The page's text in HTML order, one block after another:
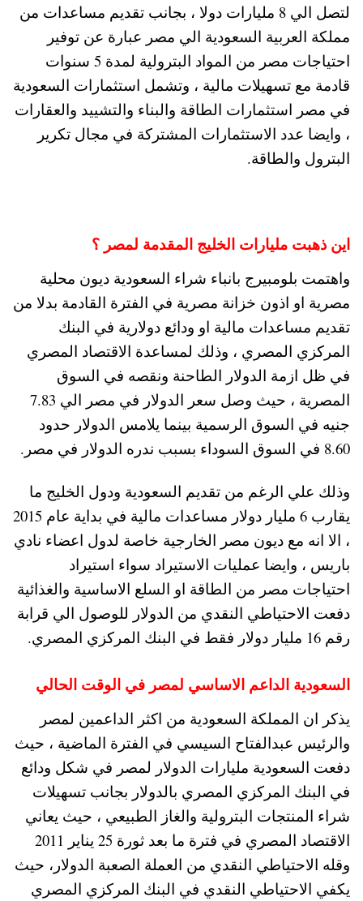
لتصل الي 8 مليارات دولا ، بجانب تقديم مساعدات من
مملكة العربية السعودية الي مصر عبارة عن توفير
احتياجات مصر من المواد البترولية لمدة 5 سنوات
قادمة مع تسهيلات مالية ، وتشمل استثمارات السعودية
في مصر استثمارات الطاقة والبناء والتشييد والعقارات
، وايضا عدد الاستثمارات المشتركة في مجال تكرير
البترول والطاقة.
اين ذهبت مليارات الخليج المقدمة لمصر ؟
واهتمت بلومبيرج بانباء شراء السعودية ديون محلية
مصرية او اذون خزانة مصرية في الفترة القادمة بدلا من
تقديم مساعدات مالية او ودائع دولارية في البنك
المركزي المصري ، وذلك لمساعدة الاقتصاد المصري
في ظل ازمة الدولار الطاحنة ونقصه في السوق
المصرية ، حيث وصل سعر الدولار في مصر الي 7.83
جنيه في السوق الرسمية بينما يلامس الدولار حدود
8.60 في السوق السوداء بسبب ندره الدولار في مصر.
وذلك علي الرغم من تقديم السعودية ودول الخليج ما
يقارب 6 مليار دولار مساعدات مالية في بداية عام 2015
، الا انه مع ديون مصر الخارجية خاصة لدول اعضاء نادي
باريس ، وايضا عمليات الاستيراد سواء استيراد
احتياجات مصر من الطاقة او السلع الاساسية والغذائية
دفعت الاحتياطي النقدي من الدولار للوصول الي قرابة
رقم 16 مليار دولار فقط في البنك المركزي المصري.
السعودية الداعم الاساسي لمصر في الوقت الحالي
يذكر ان المملكة السعودية من اكثر الداعمين لمصر
والرئيس عبدالفتاح السيسي في الفترة الماضية ، حيث
دفعت السعودية مليارات الدولار لمصر في شكل ودائع
في البنك المركزي المصري بالدولار بجانب تسهيلات
شراء المنتجات البترولية والغاز الطبيعي ، حيث يعاني
الاقتصاد المصري في فترة ما بعد ثورة 25 يناير 2011
وقله الاحتياطي النقدي من العملة الصعبة الدولار، حيث
يكفي الاحتياطي النقدي في البنك المركزي المصري